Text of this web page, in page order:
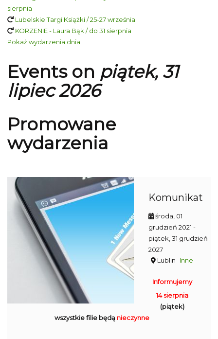
sierpnia
Lubelskie Targi Książki / 25-27 września
KORZENIE - Laura Bąk / do 31 sierpnia
Pokaż wydarzenia dnia
Events on piątek, 31
lipiec 2026
Promowane
wydarzenia
Komunikat
środa, 01
grudzień 2021 -
piątek, 31 grudzień
2027
Lublin
Inne
Informujemy
14 sierpnia
(piątek)
wszystkie filie będą nieczynne